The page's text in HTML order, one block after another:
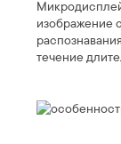
изображение
течение